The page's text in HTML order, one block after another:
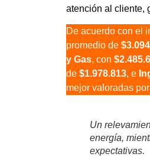
atención al cliente,
De acuerdo con el
promedio de
y Gas, con
de $1.978.813, e
mejor valoradas
Un
energía,
expectativas.